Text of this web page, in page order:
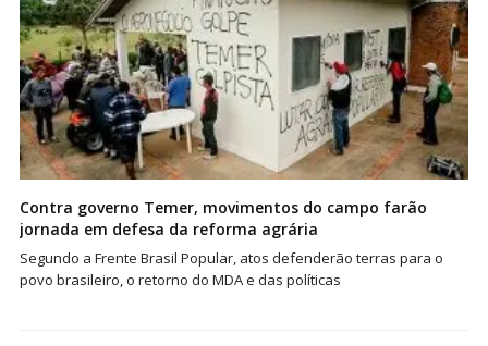
Contra governo Temer, movimentos do campo farão
jornada em defesa da reforma agrária
Segundo a Frente Brasil Popular, atos defenderão terras para o
povo brasileiro, o retorno do MDA e das políticas